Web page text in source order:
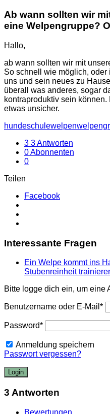
Ab wann sollten wir
eine Welpengruppe?
Hallo,
ab wann sollten wir mit
So schnell wie möglich,
uns und sein neues zu
überall was anderes, sogar
kontraproduktiv sein
etwas unsicher.
hundeschulewelpen
3 3 Antworten
0Abonnenten
0
Teilen
Facebook
Interessante Fragen
Ein Welpe kommt ins
Stubenreinheit
Bitte logge dich ein, um eine
Benutzername oder E-Mail *
Password*
Anmeldung speichern
Passwort vergessen?
3 Antworten
Bewertungen